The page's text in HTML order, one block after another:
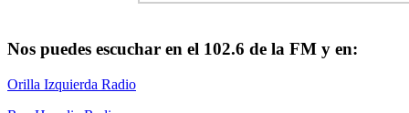
Nos puedes escuchar en el 102.6 de la FM y en:
Orilla Izquierda Radio